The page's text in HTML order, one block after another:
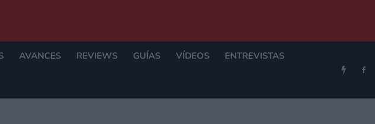
AVANCES REVIEWS GUÍAS VÍDEOS ENTREVISTAS